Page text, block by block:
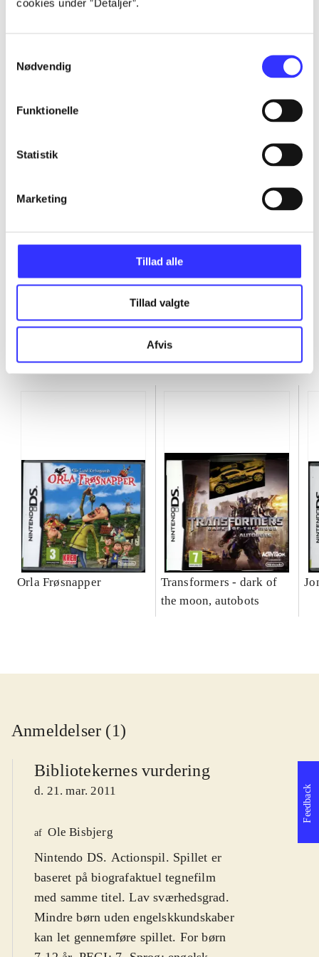
cookies under ”Detaljer”.
Nødvendig
Funktionelle
Statistik
Marketing
Tillad alle
Tillad valgte
Afvis
Artikler
...
...
...
...
...
Minder om
Orla Frøsnapper
Transformers - dark of
the moon, autobots
Anmeldelser (1)
Bibliotekernes vurdering
d. 21. mar. 2011
af Ole Bisbjerg
Nintendo DS. Actionspil. Spillet er
baseret på biografaktuel tegnefilm
med samme titel. Lav sværhedsgrad.
Mindre børn uden engelskkundskaber
kan let gennemføre spillet. For børn
Feedback